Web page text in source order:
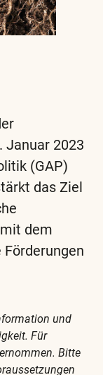
Januar 2023
(GAP)
das Ziel
dem
und
Für
Bitte